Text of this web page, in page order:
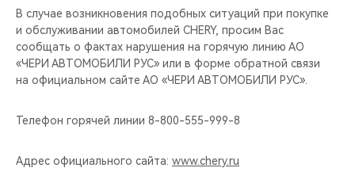
В случае возникновения подобных ситуаций при покупке
и обслуживании автомобилей CHERY, просим Вас
сообщать о фактах нарушения на горячую линию АО
«ЧЕРИ АВТОМОБИЛИ РУС» или в форме обратной связи
на официальном сайте АО «ЧЕРИ АВТОМОБИЛИ РУС».
Телефон горячей линии 8-800-555-999-8
Адрес официального сайта: www.chery.ru